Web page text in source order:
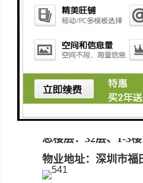
电梯：6部客梯(高区/
车位：308个、收费
消防层分布：4楼、
电梯：8部（蒂森）
双大堂设计：商务大
总楼层：32层、1-3
物业地址：深圳市福